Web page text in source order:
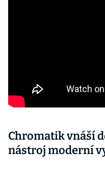
Chromatik vnáší
nástroj moderní